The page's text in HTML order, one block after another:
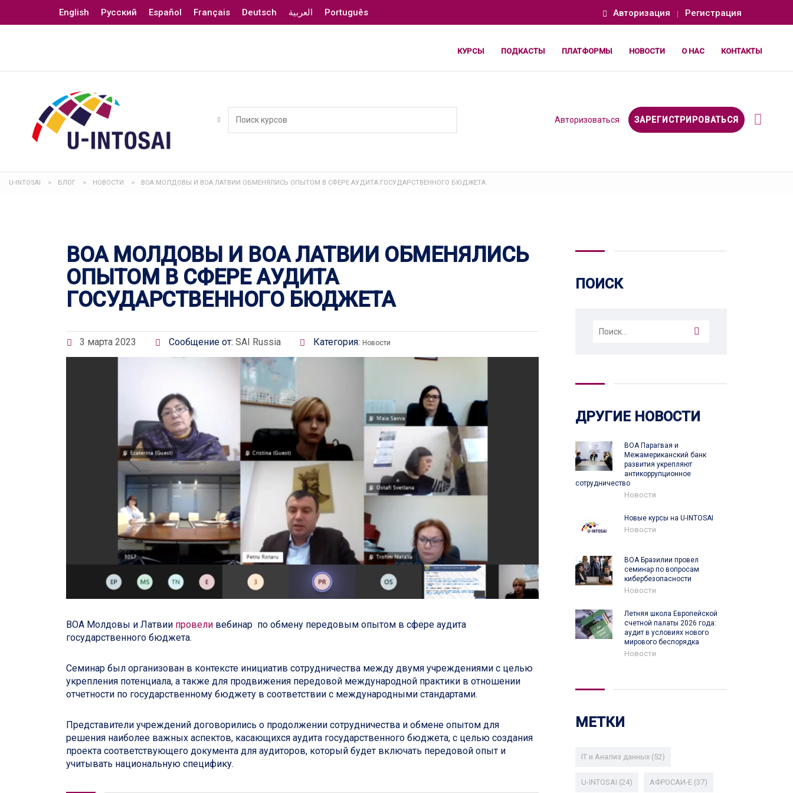
English Русский Español Français Deutsch العربية Português Авторизация Регистрация
КУРСЫ ПОДКАСТЫ ПЛАТФОРМЫ НОВОСТИ О НАС КОНТАКТЫ
Авторизоваться ЗАРЕГИСТРИРОВАТЬСЯ
U-INTOSAI > БЛОГ > НОВОСТИ > ВОА МОЛДОВЫ И ВОА ЛАТВИИ ОБМЕНЯЛИСЬ ОПЫТОМ В СФЕРЕ АУДИТА ГОСУДАРСТВЕННОГО БЮДЖЕТА
ВОА МОЛДОВЫ И ВОА ЛАТВИИ ОБМЕНЯЛИСЬ
ОПЫТОМ В СФЕРЕ АУДИТА
ГОСУДАРСТВЕННОГО БЮДЖЕТА
3 марта 2023 Сообщение от: SAI Russia Категория: Новости
ВОА Молдовы и Латвии провели вебинар по обмену передовым опытом в сфере аудита
государственного бюджета.
Семинар был организован в контексте инициатив сотрудничества между двумя учреждениями с целью
укрепления потенциала, а также для продвижения передовой международной практики в отношении
отчетности по государственному бюджету в соответствии с международными стандартами.
Представители учреждений договорились о продолжении сотрудничества и обмене опытом для
решения наиболее важных аспектов, касающихся аудита государственного бюджета, с целью создания
проекта соответствующего документа для аудиторов, который будет включать передовой опыт и
учитывать национальную специфику.
ПОИСК
Найти:
ДРУГИЕ НОВОСТИ
ВОА Парагвая и
Межамериканский банк
развития укрепляют
антикоррупционное
сотрудничество
Новости
Новые курсы на U-INTOSAI
Новости
ВОА Бразилии провел
семинар по вопросам
кибербезопасности
Новости
Летняя школа Европейской
счетной палаты 2026 года:
аудит в условиях нового
мирового беспорядка
Новости
МЕТКИ
IT и Анализ данных(52)
U-INTOSAI (24) АФРОСАИ-E(37)